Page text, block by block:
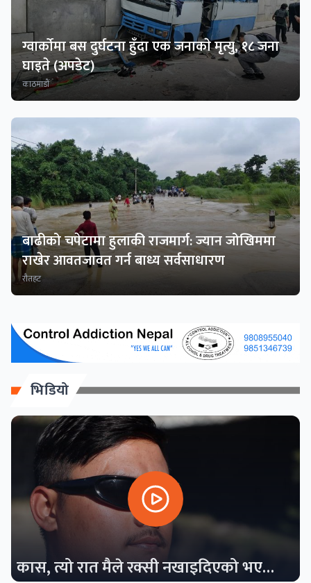
ग्वार्काेमा बस दुर्घटना हुँदा एक जनाकाे मृत्यु, १८ जना
घाइते (अपडेट)
काठमाडाैं
बाढीको चपेटामा हुलाकी राजमार्ग: ज्यान जोखिममा
राखेर आवतजावत गर्न बाध्य सर्वसाधारण
रौतहट
भिडियो
कास, त्यो रात मैले रक्सी नखाइदिएको भए…